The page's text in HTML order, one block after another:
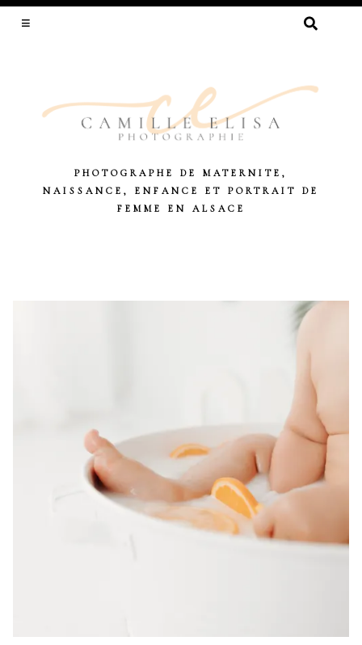
RECHERCHER :
PHOTOGRAPHE DE MATERNITE,
NAISSANCE, ENFANCE ET PORTRAIT DE
FEMME EN ALSACE